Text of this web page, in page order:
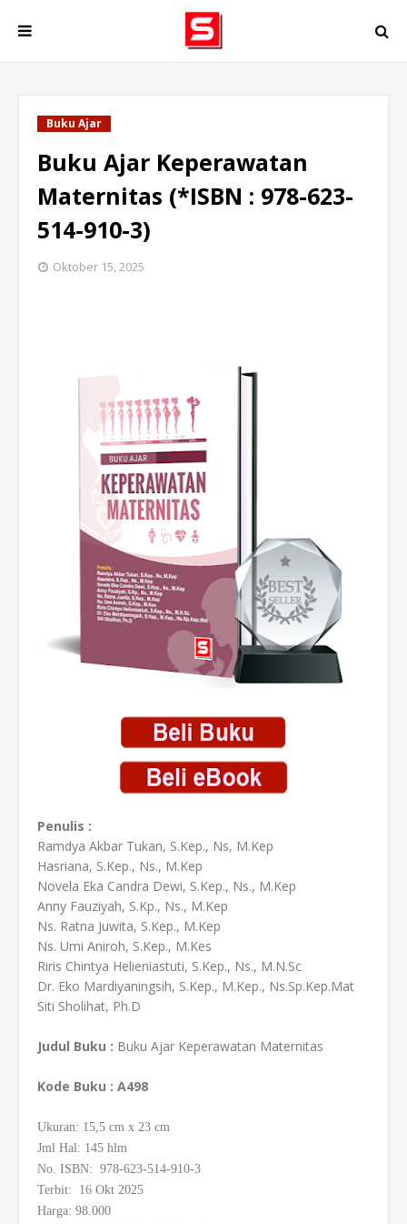
Buku Ajar
Buku Ajar Keperawatan
Maternitas (*ISBN : 978-623-
514-910-3)
Oktober 15, 2025
Penulis :
Ramdya Akbar Tukan, S.Kep., Ns, M.Kep
Hasriana, S.Kep., Ns., M.Kep
Novela Eka Candra Dewi, S.Kep., Ns., M.Kep
Anny Fauziyah, S.Kp., Ns., M.Kep
Ns. Ratna Juwita, S.Kep., M.Kep
Ns. Umi Aniroh, S.Kep., M.Kes
Riris Chintya Helieniastuti, S.Kep., Ns., M.N.Sc
Dr. Eko Mardiyaningsih, S.Kep., M.Kep., Ns.Sp.Kep.Mat
Siti Sholihat, Ph.D
Judul Buku : Buku Ajar Keperawatan Maternitas
Kode Buku : A498
Ukuran: 15,5 cm x 23 cm
Jml Hal: 145 hlm
No. ISBN: 978-623-514-910-3
Terbit: 16 Okt 2025
Harga: 98.000